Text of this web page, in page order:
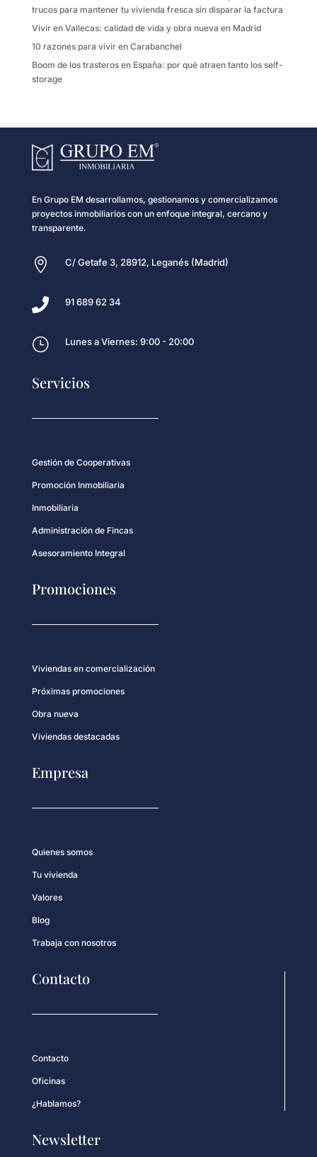
trucos para mantener tu vivienda fresca sin disparar la factura
Vivir en Vallecas: calidad de vida y obra nueva en Madrid
10 razones para vivir en Carabanchel
Boom de los trasteros en España: por qué atraen tanto los self-
storage
En Grupo EM desarrollamos, gestionamos y comercializamos
proyectos inmobiliarios con un enfoque integral, cercano y
transparente.
 C/ Getafe 3, 28912, Leganés (Madrid)
 91 689 62 34
} Lunes a Viernes: 9:00 - 20:00
Servicios
Gestión de Cooperativas
Promoción Inmobiliaria
Inmobiliaria
Administración de Fincas
Asesoramiento Integral
Promociones
Viviendas en comercialización
Próximas promociones
Obra nueva
Viviendas destacadas
Empresa
Quienes somos
Tu vivienda
Valores
Blog
Trabaja con nosotros
Contacto
Contacto
Oficinas
¿Hablamos?
Newsletter